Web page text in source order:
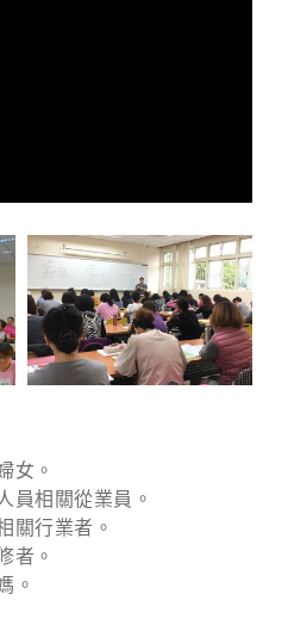
女。
員相關從業員。
關行業者。
者。
。